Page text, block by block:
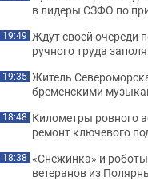
в лидеры СЗФО по
19:49 Ждут своей очереди
ручного труда
19:35 Житель
бременскими
18:48 Километры ровного
ремонт ключевого
18:38 «Снежинка» и
ветеранов из